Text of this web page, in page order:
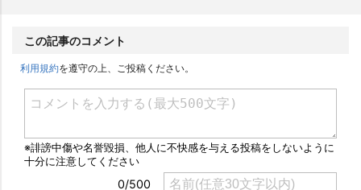
この記事のコメント
利用規約を遵守の上、ご投稿ください。